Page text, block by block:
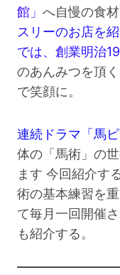
館」 へ自慢の食
スリーのお店を紹
では、創業明治
のあんみつを頂
で笑顔に。
連続ドラマ「馬
体の「馬術」の
ます 今回紹介す
術の基本練習を
て毎月一回開催
も紹介する。